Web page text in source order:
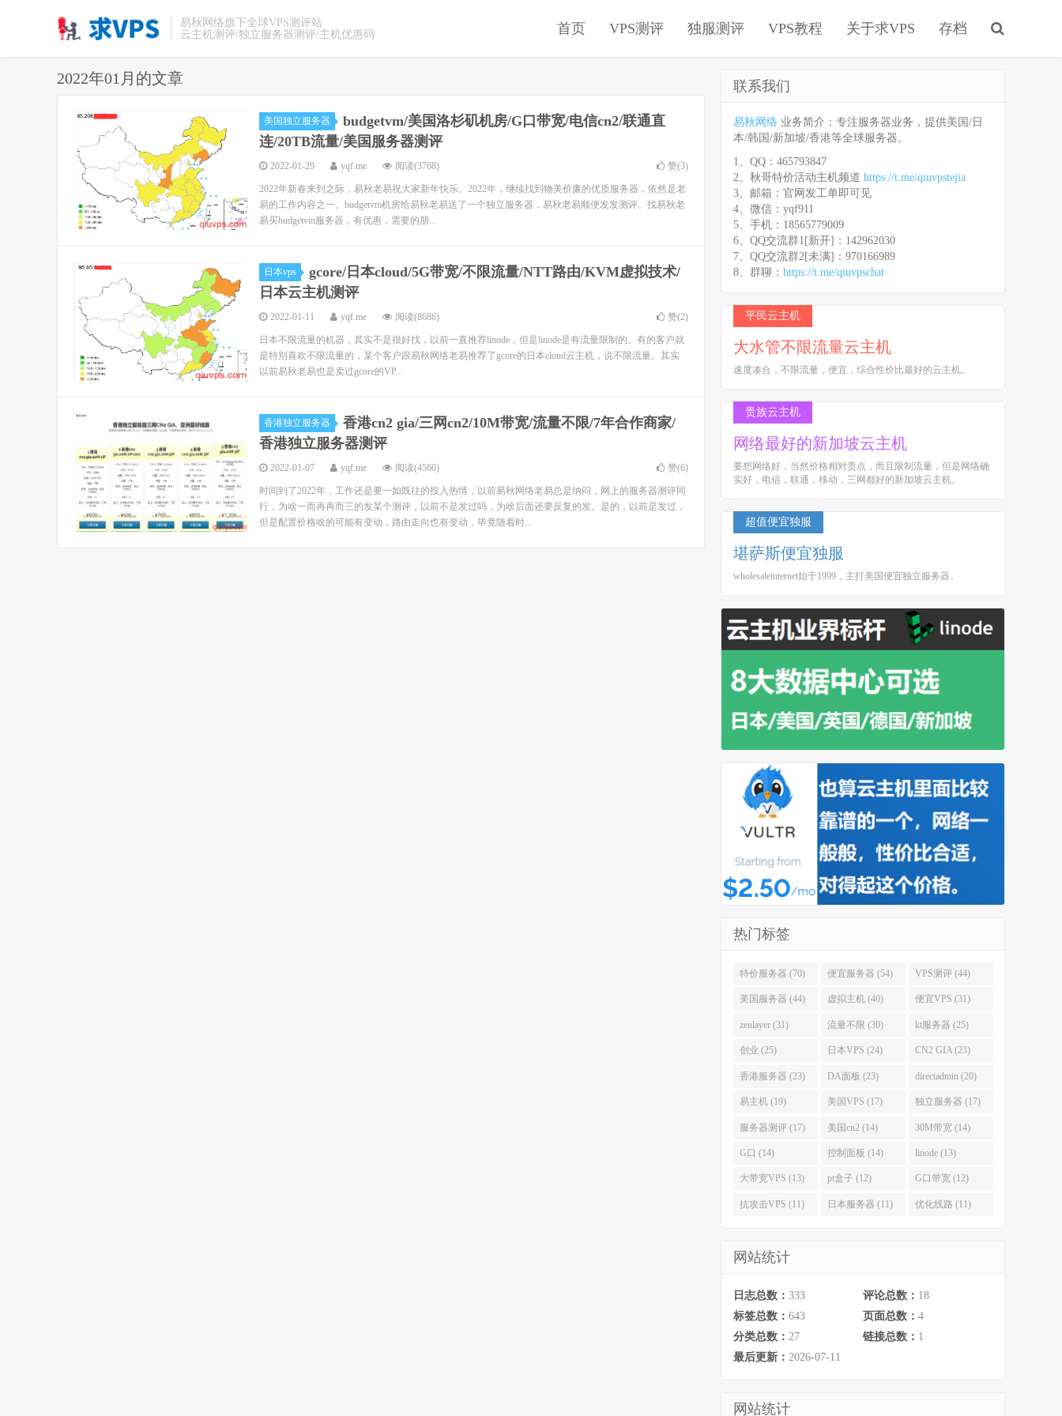
易秋网络旗下全球VPS测评站
云主机测评/独立服务器测评/主机优惠码
首页 VPS测评 独服测评 VPS教程 关于求VPS 存档
2022年01月的文章
美国独立服务器
budgetvm/美国洛杉矶机房/G口带宽/电信cn2/联通直
连/20TB流量/美国服务器测评
2022-01-29 yqf.me 阅读(3768) 赞(3)
2022年新春来到之际，易秋老易祝大家新年快乐。2022年，继续找到物美价廉的优质服务器，依然是老
易的工作内容之一。budgetvm机房给易秋老易送了一个独立服务器，易秋老易顺便发发测评。找易秋老
易买budgetvm服务器，有优惠，需要的朋...
日本vps
gcore/日本cloud/5G带宽/不限流量/NTT路由/KVM虚拟技术/
日本云主机测评
2022-01-11 yqf.me 阅读(8686) 赞(2)
日本不限流量的机器，其实不是很好找，以前一直推荐linode，但是linode是有流量限制的。有的客户就
是特别喜欢不限流量的，某个客户跟易秋网络老易推荐了gcore的日本cloud云主机，说不限流量。其实
以前易秋老易也是卖过gcore的VP...
香港独立服务器
香港cn2 gia/三网cn2/10M带宽/流量不限/7年合作商家/
香港独立服务器测评
2022-01-07 yqf.me 阅读(4560) 赞(6)
时间到了2022年，工作还是要一如既往的投入热情，以前易秋网络老易总是纳闷，网上的服务器测评同
行，为啥一而再再而三的发某个测评，以前不是发过吗，为啥后面还要反复的发。是的，以前是发过，
但是配置价格啥的可能有变动，路由走向也有变动，毕竟随着时...
联系我们
易秋网络 业务简介：专注服务器业务，提供美国/日
本/韩国/新加坡/香港等全球服务器。
1、QQ：465793847
2、秋哥特价活动主机频道 https://t.me/qiuvpstejia
3、邮箱：官网发工单即可见
4、微信：yqf911
5、手机：18565779009
6、QQ交流群1[新开]：142962030
7、QQ交流群2[未满]：970166989
8、群聊： https://t.me/qiuvpschat
平民云主机
大水管不限流量云主机
速度凑合，不限流量，便宜，综合性价比最好的云主机。
贵族云主机
网络最好的新加坡云主机
要想网络好，当然价格相对贵点，而且限制流量，但是网络确
实好，电信，联通，移动，三网都好的新加坡云主机。
超值便宜独服
堪萨斯便宜独服
wholesaleinternet始于1999，主打美国便宜独立服务器。
热门标签
特价服务器 (70) 便宜服务器 (54) VPS测评 (44)
美国服务器 (44) 虚拟主机 (40) 便宜VPS (31)
zenlayer (31) 流量不限 (30) kt服务器 (25)
创业 (25) 日本VPS (24) CN2 GIA (23)
香港服务器 (23) DA面板 (23) directadmin (20)
易主机 (19) 美国VPS (17) 独立服务器 (17)
服务器测评 (17) 美国cn2 (14) 30M带宽 (14)
G口 (14) 控制面板 (14) linode (13)
大带宽VPS (13) pt盒子 (12) G口带宽 (12)
抗攻击VPS (11) 日本服务器 (11) 优化线路 (11)
网站统计
日志总数： 333 评论总数： 18
标签总数： 643 页面总数： 4
分类总数： 27 链接总数： 1
最后更新： 2026-07-11
网站统计